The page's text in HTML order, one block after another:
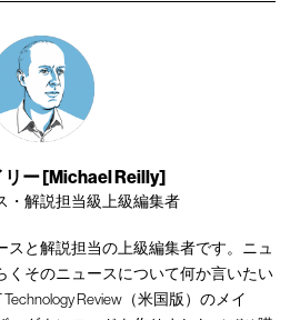
リー [Michael Reilly]
・解説担当級上級編集者
スと解説担当の上級編集者です。ニュ
くそのニュースについて何か言いたい
Review（米国版）のメイ